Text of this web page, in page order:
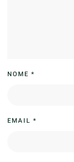
NOME *
EMAIL *